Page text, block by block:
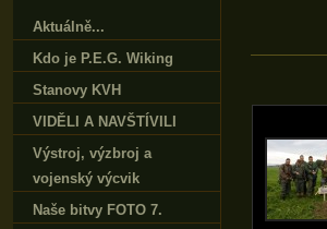
Aktuálně...
Kdo je P.E.G. Wiking
Stanovy KVH
VIDĚLI A NAVŠTÍVILI
Výstroj‚ výzbroj a
vojenský výcvik
Naše bitvy FOTO 7.